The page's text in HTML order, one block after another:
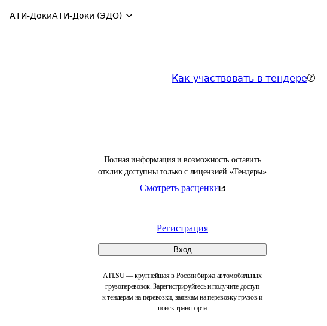
АТИ-ДокиАТИ-Доки (ЭДО)
Как участвовать в тендере
Полная информация и возможность оставить
отклик доступны только с лицензией «Тендеры»
Смотреть расценки
Регистрация
Вход
ATI.SU — крупнейшая в России биржа автомобильных
грузоперевозок. Зарегистрируйтесь и получите доступ
к тендерам на перевозки, заявкам на перевозку грузов и
поиск транспорта